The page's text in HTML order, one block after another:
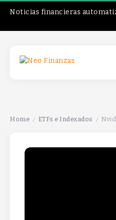
Noticias financieras
Home / ETFs e Indexados /